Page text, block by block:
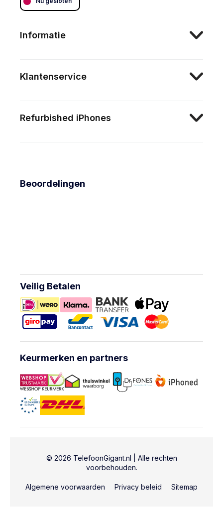
Informatie
Klantenservice
Refurbished iPhones
Beoordelingen
Veilig Betalen
Keurmerken en partners
© 2026 TelefoonGigant.nl | Alle rechten
voorbehouden.
Algemene voorwaarden Privacy beleid Sitemap